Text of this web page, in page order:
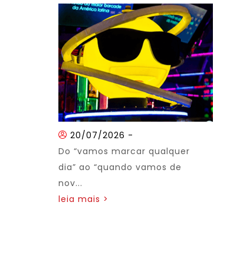
20/07/2026 -
Do “vamos marcar qualquer
dia” ao “quando vamos de
nov...
leia mais >